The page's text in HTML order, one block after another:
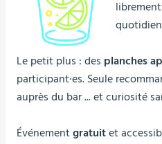
Le petit plus : des planches
participant·es. Seule
auprès du bar ... et curiosité
Événement gratuit et